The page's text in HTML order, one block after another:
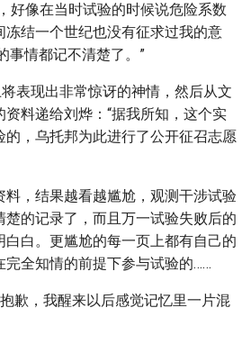
好像在当时试验的时候说危险系数
冻结一个世纪也没有征求过我的意
事情都记不清楚了。”
表现出非常惊讶的神情，然后从文
料递给刘烨：“据我所知，这个实
的，乌托邦为此进行了公开征召志愿
料，结果越看越尴尬，观测干涉试验
楚的记录了，而且万一试验失败后的
白。更尴尬的每一页上都有自己的
完全知情的前提下参与试验的……
歉，我醒来以后感觉记忆里一片混